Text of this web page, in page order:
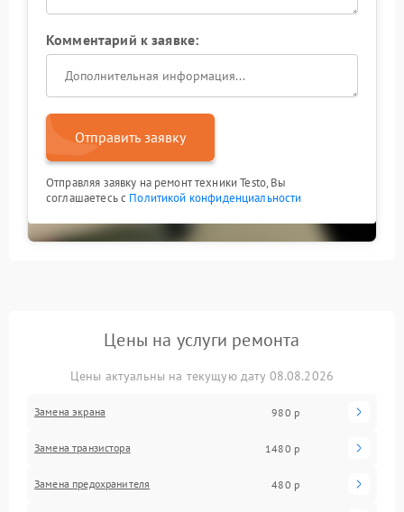
Комментарий к заявке:
Отправить заявку
Отправляя заявку на ремонт техники Testo, Вы
соглашаетесь с Политикой конфиденциальности
Цены на услуги ремонта
Цены актуальны на текущую дату 08.08.2026
Замена экрана 980 р
Замена транзистора 1480 р
Замена предохранителя 480 р